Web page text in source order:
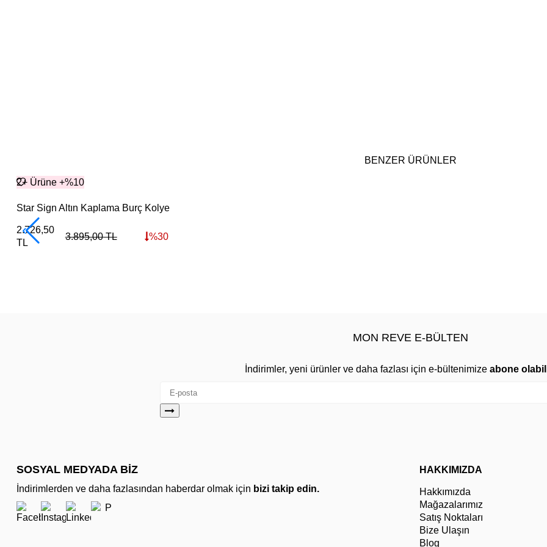
BENZER ÜRÜNLER
2+ Ürüne +%10
Star Sign Altın Kaplama Burç Kolye
2.726,50
TL
3.895,00TL %30
MON REVE E-BÜLTEN
İndirimler, yeni ürünler ve daha fazlası için e-bültenimize abone
SOSYAL MEDYADA BİZ
İndirimlerden ve daha fazlasından haberdar olmak için bizi takip edin.
HAKKIMIZDA
Hakkımızda
Mağazalarımız
Satış Noktaları
Bize Ulaşın
Blog